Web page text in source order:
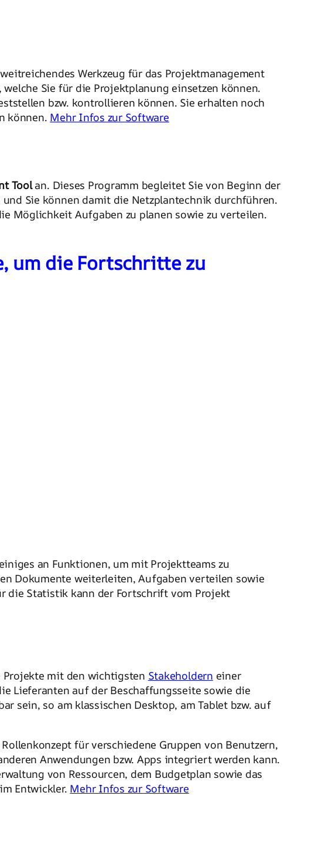
Werkzeug für das Projektmanagement
Sie für die Projektplanung einsetzen können.
bzw. kontrollieren können. Sie erhalten noch
können. Mehr Infos zur Software
Toolan. Dieses Programm begleitet Sie von Beginn der
Sie können damit die Netzplantechnik durchführen.
Möglichkeit Aufgaben zu planen sowie zu verteilen.
um die Fortschritte zu
an Funktionen, um mit Projektteams zu
Dokumente weiterleiten, Aufgaben verteilen sowie
die Statistik kann der Fortschrift vom Projekt
Projekte mit den wichtigsten Stakeholdern einer
Lieferanten auf der Beschaffungsseite sowie die
sein, so am klassischen Desktop, am Tablet bzw. auf
für verschiedene Gruppen von Benutzern,
Anwendungen bzw. Apps integriert werden kann.
von Ressourcen, dem Budgetplan sowie das
Entwickler. Mehr Infos zur Software